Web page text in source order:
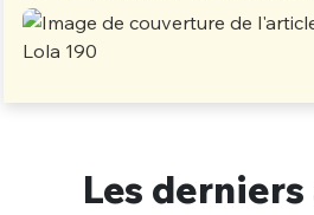
Les
PSEUDO*
EMAIL*
PASSWORD*
Quelques
C'EST PARTI
Ma propre